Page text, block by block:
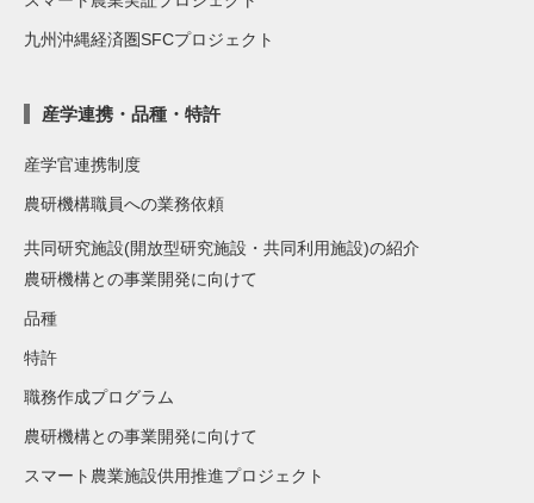
九州沖縄経済圏SFCプロジェクト
産学連携・品種・特許
産学官連携制度
農研機構職員への業務依頼
共同研究施設(開放型研究施設・共同利用施設)の紹介
農研機構との事業開発に向けて
品種
特許
職務作成プログラム
農研機構との事業開発に向けて
スマート農業施設供用推進プロジェクト